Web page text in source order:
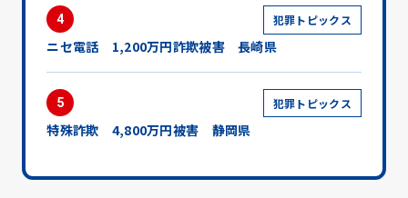
4 犯罪トピックス
ニセ電話 1,200万円詐欺被害 長崎県
5 犯罪トピックス
特殊詐欺 4,800万円被害 静岡県